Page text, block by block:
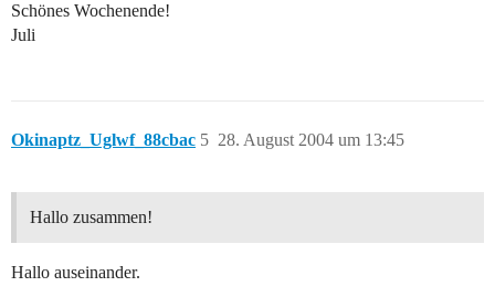
Schönes Wochenende!
Juli
Okinaptz_Uglwf_88cbac 28. August 2004 um 13:45
5
Hallo zusammen!
Hallo auseinander.